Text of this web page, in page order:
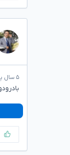
۵ سال پیش